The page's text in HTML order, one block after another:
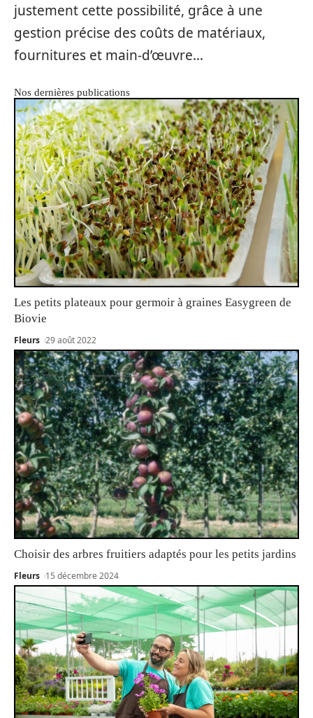
justement cette possibilité, grâce à une
gestion précise des coûts de matériaux,
fournitures et main-d’œuvre…
Nos dernières publications
Les petits plateaux pour germoir à graines Easygreen de
Biovie
Fleurs 29 août 2022
Choisir des arbres fruitiers adaptés pour les petits jardins
Fleurs 15 décembre 2024